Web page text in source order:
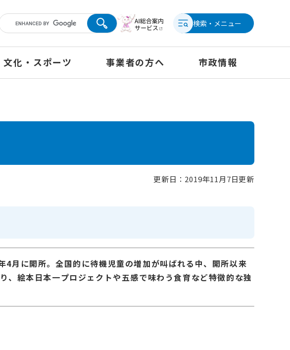
検索・メニュー
文化・スポーツ 事業者の方へ 市政情報
更新日：2019年11月7日更新
月に開所。全国的に待機児童の増加が叫ばれる中、開所以来
、絵本日本一プロジェクトや五感で味わう食育など特徴的な独